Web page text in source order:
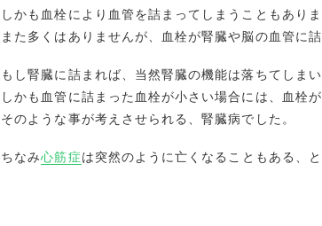
しかも血栓により血管を詰まってしまうこともありま
また多くはありませんが、血栓が腎臓や脳の血管に
もし腎臓に詰まれば、当然腎臓の機能は落ちてしまい
しかも血管に詰まった血栓が小さい場合には、血栓
そのような事が考えさせられる、腎臓病でした。
ちなみ心筋症は突然のように亡くなることもある、